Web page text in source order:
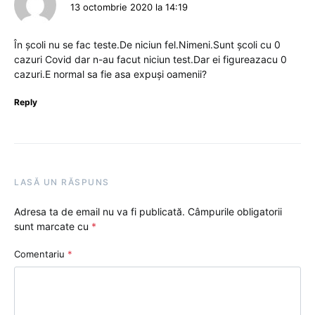
13 octombrie 2020 la 14:19
În școli nu se fac teste.De niciun fel.Nimeni.Sunt școli cu 0
cazuri Covid dar n-au facut niciun test.Dar ei figureazacu 0
cazuri.E normal sa fie asa expuși oamenii?
Reply
LASĂ UN RĂSPUNS
Adresa ta de email nu va fi publicată. Câmpurile obligatorii
sunt marcate cu *
Comentariu *